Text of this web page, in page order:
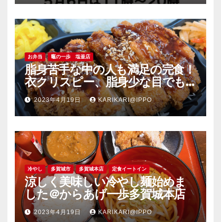
お弁当 竈の一歩 塩釜店
脂身苦手な中の人も満足の完食！
衣クリスピー、脂身少な目でも
旨い豚肉のソーストンカツ弁当
＠竈の一歩塩釜店
2023年4月19日 KARIKARI@IPPO
冷やし 多賀城市 多賀城本店 定食イートイン
涼しく美味しい冷やし麺始めま
した＠からあげ一歩多賀城本店
2023年4月19日 KARIKARI@IPPO